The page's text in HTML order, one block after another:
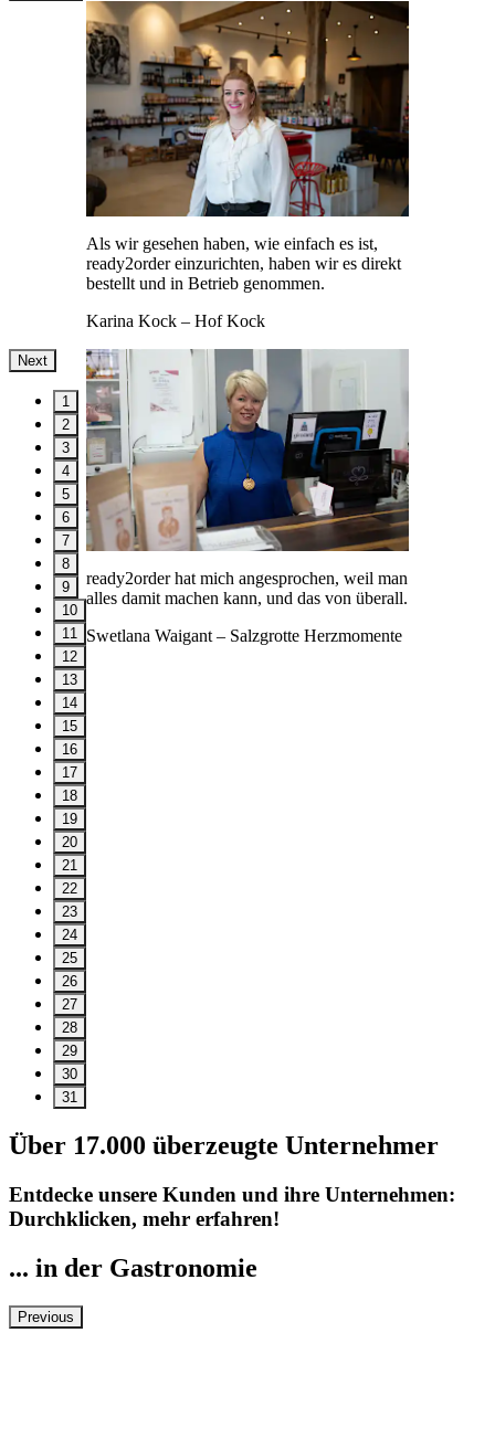
Als wir gesehen haben, wie einfach es ist,
ready2order einzurichten, haben wir es direkt
bestellt und in Betrieb genommen.
Karina Kock – Hof Kock
ready2order hat mich angesprochen, weil man
alles damit machen kann, und das von überall.
Swetlana Waigant – Salzgrotte Herzmomente
Next
1
2
3
4
5
6
7
8
9
10
11
12
13
14
15
16
17
18
19
20
21
22
23
24
25
26
27
28
29
30
31
Über 17.000 überzeugte Unternehmer
Entdecke unsere Kunden und ihre Unternehmen:
Durchklicken, mehr erfahren!
... in der Gastronomie
Previous